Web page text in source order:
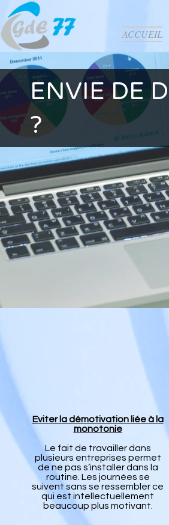
ACCUEIL
ENVIE DE
?
Eviter la démotivation liée à la
monotonie
Le fait de travailler dans
plusieurs entreprises permet
de ne pas s’installer dans la
routine. Les journées se
suivent sans se ressembler ce
qui est intellectuellement
beaucoup plus motivant.